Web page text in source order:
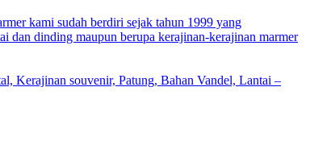
kami sudah berdiri sejak tahun 1999 yang
dan dinding maupun berupa kerajinan-kerajinan marmer
Kerajinan souvenir, Patung, Bahan Vandel, Lantai –